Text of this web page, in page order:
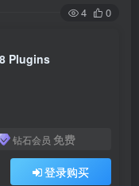
4 0
Plugins
钻石会员 免费
登录购买